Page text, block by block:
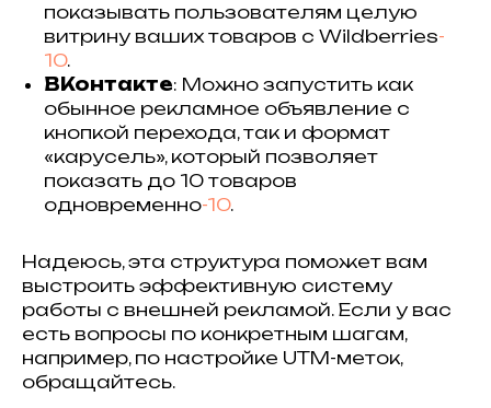
показывать пользователям целую
витрину ваших товаров с Wildberries-
10.
ВКонтакте: Можно запустить как
обынное рекламное объявление с
кнопкой перехода, так и формат
«карусель», который позволяет
показать до 10 товаров
одновременно-10.
Надеюсь, эта структура поможет вам
выстроить эффективную систему
работы с внешней рекламой. Если у вас
есть вопросы по конкретным шагам,
например, по настройке UTM-меток,
обращайтесь.